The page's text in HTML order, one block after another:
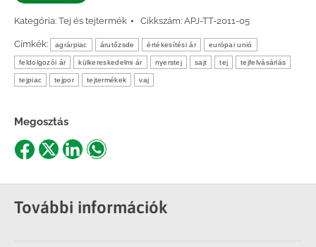
Kategória: Tej és tejtermék Cikkszám: APJ-TT-2011-05
Címkék: agrárpiac árutőzsde értékesítési ár európai unió
feldolgozói ár külkereskedelmi ár nyerstej sajt tej tejfelvásárlás
tejpiac tejpor tejtermékek vaj
Megosztás
Share
Facebook
Share
X
Share
LinkedIn
Share
WhatsApp
További információk